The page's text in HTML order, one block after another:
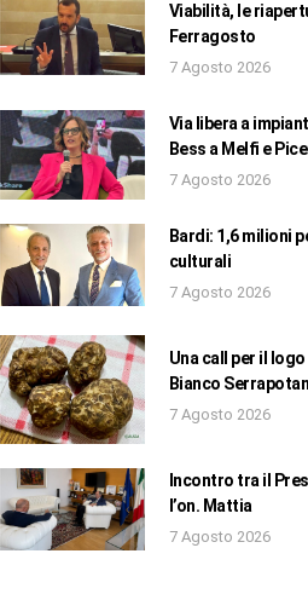
Viabilità, le
Ferragosto
7 Agosto 2026
Via libera a
Bess a Melfi e
7 Agosto 2026
Bardi: 1,6 milioni
culturali
7 Agosto 2026
Una call per il
Bianco
7 Agosto 2026
Incontro tra il
l’on. Mattia
7 Agosto 2026